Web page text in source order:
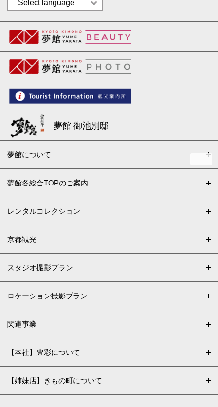
夢館 御池別邸
夢館について
夢館各総合TOPのご案内
レンタルコレクション
京都観光
スタジオ撮影プラン
ロケーション撮影プラン
関連事業
【本社】豊彩について
【姉妹店】きもの町について